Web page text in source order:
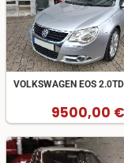
VOLKSWAGEN EOS
9500,00 €